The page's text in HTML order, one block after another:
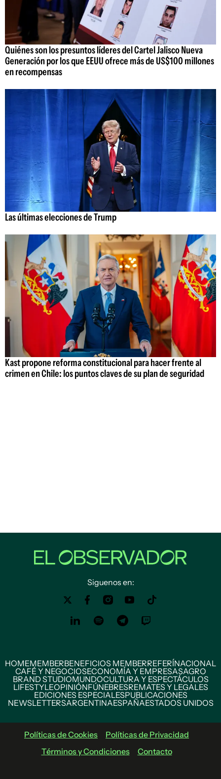
Quiénes son los presuntos líderes del Cartel Jalisco Nueva
Generación por los que EEUU ofrece más de US$100 millones
en recompensas
Las últimas elecciones de Trump
Kast propone reforma constitucional para hacer frente al
crimen en Chile: los puntos claves de su plan de seguridad
Siguenos en:
HOMEMEMBERBENEFICIOS MEMBERREFERÍNACIONAL
CAFÉ Y NEGOCIOSECONOMÍA Y EMPRESASAGRO
BRAND STUDIOMUNDOCULTURA Y ESPECTÁCULOS
LIFESTYLEOPINIÓNFÚNEBRESREMATES Y LEGALES
EDICIONES ESPECIALESPUBLICACIONES
NEWSLETTERSARGENTINAESPAÑAESTADOS UNIDOS
Políticas de Cookies
Políticas de Privacidad
Términos y Condiciones
Contacto